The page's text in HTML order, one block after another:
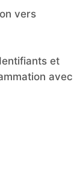
vers
et
avec